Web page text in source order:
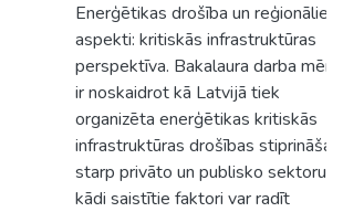
Enerģētikas drošība un reģionālie
aspekti: kritiskās infrastruktūras
perspektīva. Bakalaura darba
ir noskaidrot kā Latvijā tiek
organizēta enerģētikas kritiskās
infrastruktūras drošības
starp privāto un publisko sektoru,
kādi saistītie faktori var radīt